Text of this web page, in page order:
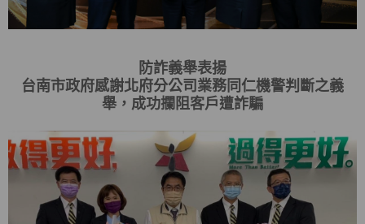
防詐義舉表揚
台南市政府感謝北府分公司業務同仁機警判斷之義
舉，成功攔阻客戶遭詐騙